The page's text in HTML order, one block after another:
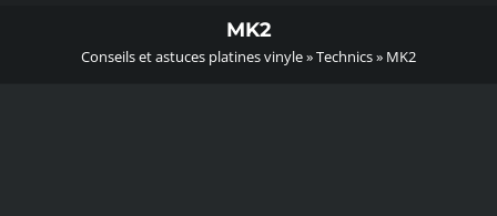
MK2
Conseils et astuces platines vinyle»Technics» MK2